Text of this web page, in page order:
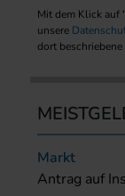
Mit dem Klick auf
unsere
dort
Markt
Antrag auf